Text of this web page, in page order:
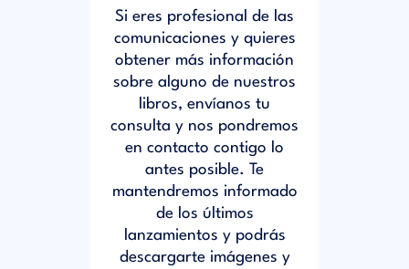
Si eres profesional de las
comunicaciones y quieres
obtener más información
sobre alguno de nuestros
libros, envíanos tu
consulta y nos pondremos
en contacto contigo lo
antes posible. Te
mantendremos informado
de los últimos
lanzamientos y podrás
descargarte imágenes y